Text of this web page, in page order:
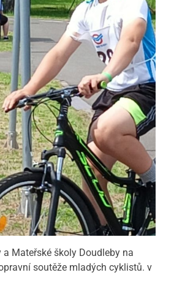
Mateřské školy Doudleby na
soutěže mladých cyklistů. v